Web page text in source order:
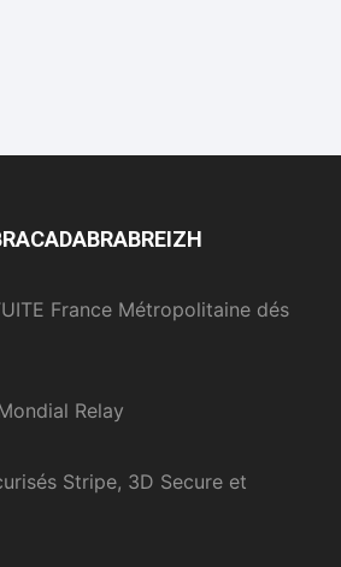
France Métropolitaine dés
Relay
Stripe, 3D Secure et